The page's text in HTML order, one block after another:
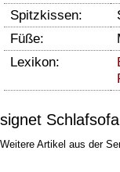
Spitzkissen:
Füße:
Lexikon:
signet Schlafsofa
Weitere Artikel aus der